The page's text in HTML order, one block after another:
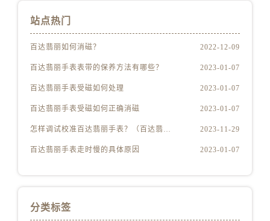
站点热门
百达翡丽如何消磁？ 2022-12-09
百达翡丽手表表带的保养方法有哪些？ 2023-01-07
百达翡丽手表受磁如何处理 2023-01-07
百达翡丽手表受磁如何正确消磁 2023-01-07
2023-11-29
百达翡丽手表走时慢的具体原因 2023-01-07
分类标签